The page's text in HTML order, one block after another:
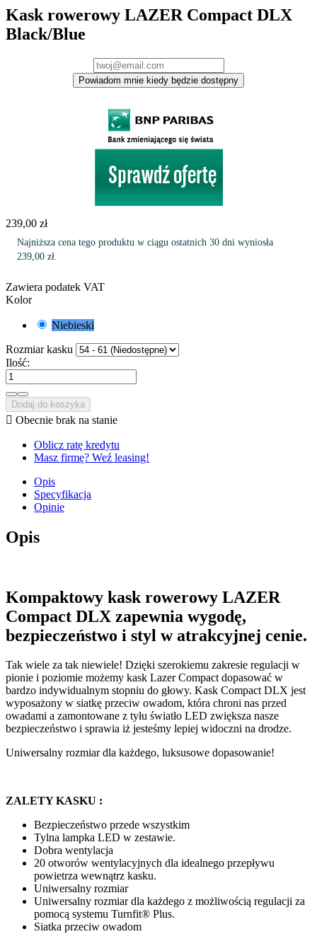
Kask rowerowy LAZER Compact DLX
Black/Blue
Powiadom mnie kiedy będzie dostępny
239,00 zł
Najniższa cena tego produktu w ciągu ostatnich 30 dni wyniosła
239,00 zł.
Zawiera podatek VAT
Kolor
Niebieski
Rozmiar kasku
Ilość:
Dodaj do koszyka
 Obecnie brak na stanie
Oblicz ratę kredytu
Masz firmę? Weź leasing!
Opis
Specyfikacja
Opinie
Opis
Kompaktowy kask rowerowy LAZER
Compact DLX zapewnia wygodę,
bezpieczeństwo i styl w atrakcyjnej cenie.
Tak wiele za tak niewiele! Dzięki szerokiemu zakresie regulacji w
pionie i poziomie możemy kask Lazer Compact dopasować w
bardzo indywidualnym stopniu do głowy. Kask Compact DLX jest
wyposażony w siatkę przeciw owadom, która chroni nas przed
owadami a zamontowane z tyłu światło LED zwiększa nasze
bezpieczeństwo i sprawia iż jesteśmy lepiej widoczni na drodze.
Uniwersalny rozmiar dla każdego, luksusowe dopasowanie!
ZALETY KASKU :
Bezpieczeństwo przede wszystkim
Tylna lampka LED w zestawie.
Dobra wentylacja
20 otworów wentylacyjnych dla idealnego przepływu
powietrza wewnątrz kasku.
Uniwersalny rozmiar
Uniwersalny rozmiar dla każdego z możliwością regulacji za
pomocą systemu Turnfit® Plus.
Siatka przeciw owadom